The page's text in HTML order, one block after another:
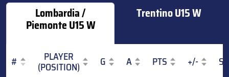
Lombardia /
Piemonte U15 W
Trentino U15 W
# PLAYER
(POSITION) G A PTS +/-
S